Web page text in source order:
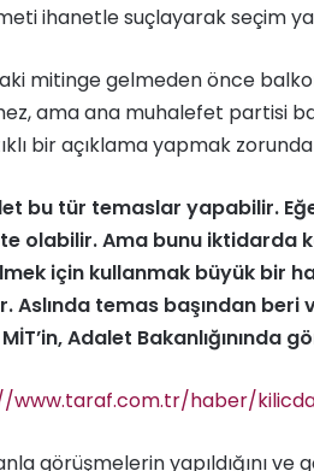
ihanetle suçlayarak seçim
mitinge gelmeden önce
ama ana muhalefet partisi
bir açıklama yapmak zorunda
bu tür temaslar yapabilir.
olabilir. Ama bunu iktidarda
için kullanmak büyük bir
Aslında temas başından beri
Adalet Bakanlığınında
www.taraf.com.tr/haber/
görüşmelerin yapıldığını